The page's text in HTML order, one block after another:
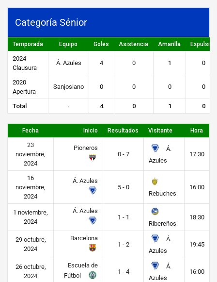
Categoría Sénior
Temporada Equipo Goles Asistencia Amarilla Expulsión
2024
Clausura
Á. Azules 4 0 1 0
2020
Apertura
Sanjosiano 0 0 0 0
Total - 4 0 1 0
Fecha Inicio Resultados Visitante Hora
23
noviembre,
2024
Pioneros
0 - 7
Á.
Azules
17:30
16
noviembre,
2024
Á. Azules
5 - 0
Rebuches
16:00
1 noviembre,
2024
Á. Azules
1 - 1
Ribereños
18:30
29 octubre,
2024
Barcelona
1 - 2
Á.
Azules
19:45
26 octubre,
2024
Escuela de
Fútbol
1 - 4
Á.
Azules
16:00